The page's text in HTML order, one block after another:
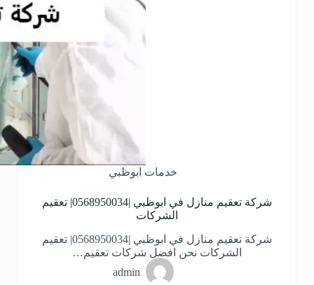
خدمات ابوظبي
شركة تعقيم منازل في ابوظبي |0568950034| تعقيم
الشركات
شركة تعقيم منازل في ابوظبي |0568950034| تعقيم
الشركات نحن افضل شركات تعقيم…
admin